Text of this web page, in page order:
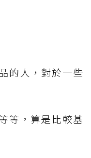
的人，對於一些
等，算是比較基